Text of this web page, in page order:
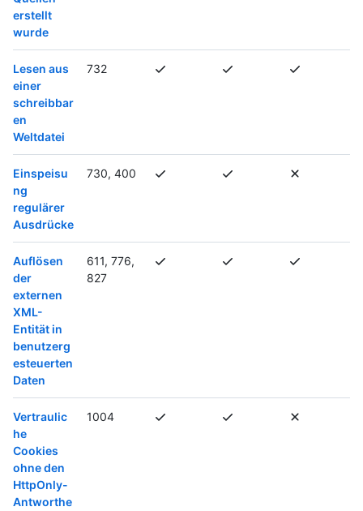
erstellt
wurde
Lesen aus
einer
schreibbar
en
Weltdatei
732
Einspeisu
ng
regulärer
Ausdrücke
730, 400
Auflösen
der
externen
XML-
Entität in
benutzerg
esteuerten
Daten
611, 776,
827
Vertraulic
he
Cookies
ohne den
HttpOnly-
Antworthe
1004